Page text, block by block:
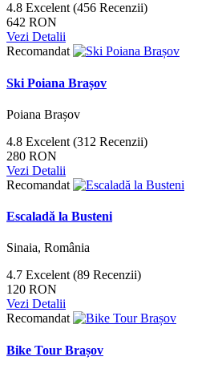
4.8 Excelent (456 Recenzii)
642 RON
Vezi Detalii
Recomandat
Ski Poiana Brașov
Poiana Brașov
4.8 Excelent (312 Recenzii)
280 RON
Vezi Detalii
Recomandat
Escaladă la Busteni
Sinaia, România
4.7 Excelent (89 Recenzii)
120 RON
Vezi Detalii
Recomandat
Bike Tour Brașov